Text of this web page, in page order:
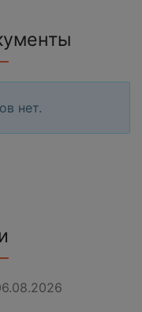
нет.